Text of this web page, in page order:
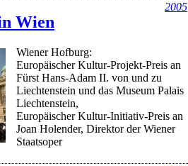
2005
Wien
Wiener Hofburg:
Europäischer Kultur-Projekt-Preis an
Fürst Hans-Adam II. von und zu
Liechtenstein und das Museum Palais
Liechtenstein,
Europäischer Kultur-Initiativ-Preis an
Joan Holender, Direktor der Wiener
Staatsoper